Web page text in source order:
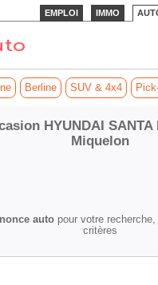
EMPLOI IMMO
Berline SUV & 4x4
HYUNDAI
Miquelon
autopour votre
critères